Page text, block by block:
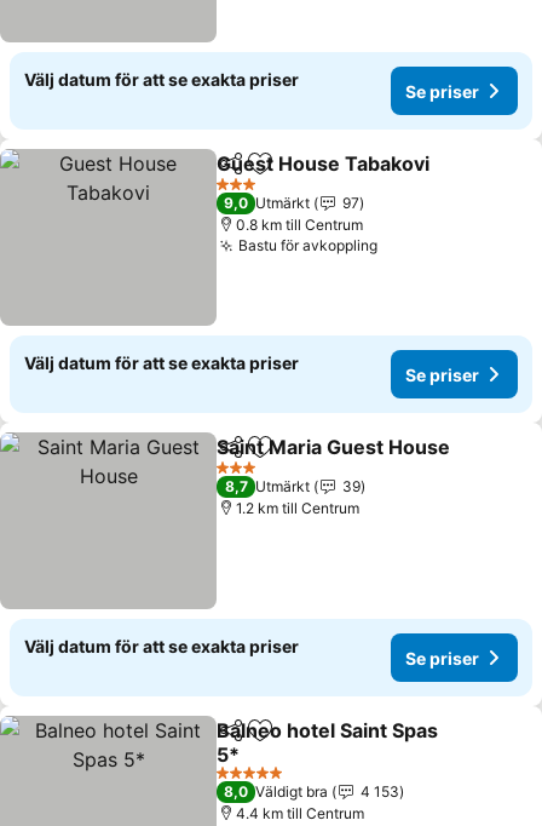
Välj datum för att se exakta priser
Se priser
Dela Lägg till i Mina Favoriter
Guest House Tabakovi
3 Stjärnor
9,0 Utmärkt
97
0.8 km till Centrum
Bastu för avkopplingSe priser
Välj datum för att se exakta priser
Se priser
Dela Lägg till i Mina Favoriter
Saint Maria Guest House
3 Stjärnor
8,7 Utmärkt
39
1.2 km till Centrum
Välj datum för att se exakta priser
Se priser
Dela Lägg till i Mina Favoriter
Balneo hotel Saint Spas
5*
Se priser
5 Stjärnor
8,0 Väldigt bra
4 153
4.4 km till Centrum